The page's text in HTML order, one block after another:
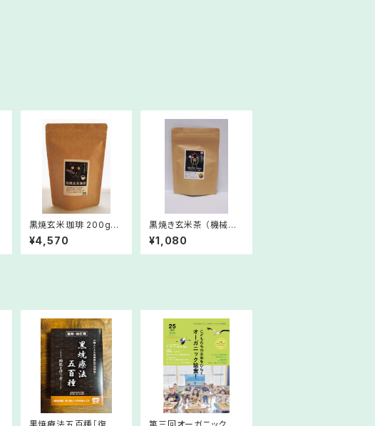
黒焼玄米珈琲 200g
（パウダータイプ）
¥4,570
黒焼き玄米茶 （機械焙
煎）ティーバッグ 3g×1
8包
¥1,080